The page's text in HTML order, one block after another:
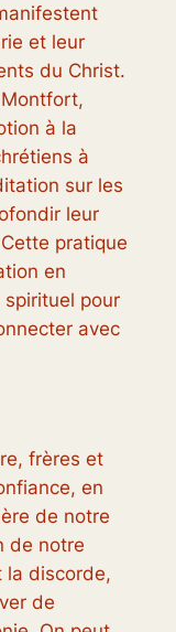
et leur
du Christ.
à la
à
sur les
leur
pratique
en
pour
avec
frères et
en
de notre
de notre
la discorde,
de